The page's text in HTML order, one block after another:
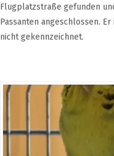
Flugplatzstraße gefunden
Passanten angeschlossen.
nicht gekennzeichnet.